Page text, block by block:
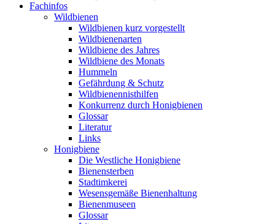
Fachinfos
Wildbienen
Wildbienen kurz vorgestellt
Wildbienenarten
Wildbiene des Jahres
Wildbiene des Monats
Hummeln
Gefährdung & Schutz
Wildbienennisthilfen
Konkurrenz durch Honigbienen
Glossar
Literatur
Links
Honigbiene
Die Westliche Honigbiene
Bienensterben
Stadtimkerei
Wesensgemäße Bienenhaltung
Bienenmuseen
Glossar